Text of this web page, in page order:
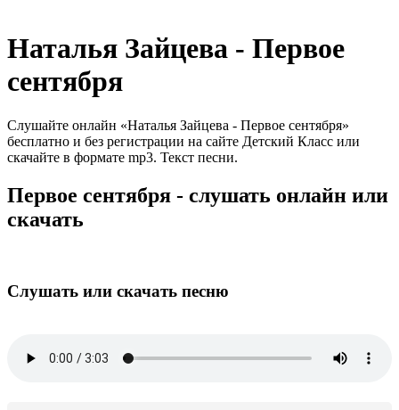
Наталья Зайцева - Первое
сентября
Слушайте онлайн «Наталья Зайцева - Первое сентября»
бесплатно и без регистрации на сайте Детский Класс или
скачайте в формате mp3. Текст песни.
Первое сентября - слушать онлайн или
скачать
Слушать или скачать песню